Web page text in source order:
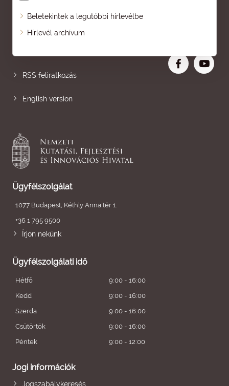
Beletekintek a legutóbbi hírlevélbe
Hírlevél archívum
Oldaltérkép
RSS feliratkozás
English version
Ügyfélszolgálat
1077 Budapest, Kéthly Anna tér 1.
+36 1 795 9500
Írjon nekünk
Ügyfélszolgálati idő
Hétfő
9:00 - 16:00
Kedd
9:00 - 16:00
Szerda
9:00 - 16:00
Csütörtök
9:00 - 16:00
Péntek
9:00 - 12:00
Jogi információk
Jogszabálykeresés